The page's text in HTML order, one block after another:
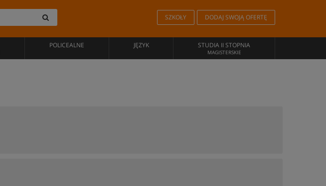
SZKOŁY DODAJ SWOJĄ OFERTĘ
POLICEALNE JĘZYK STUDIA II STOPNIA
MAGISTERSKIE